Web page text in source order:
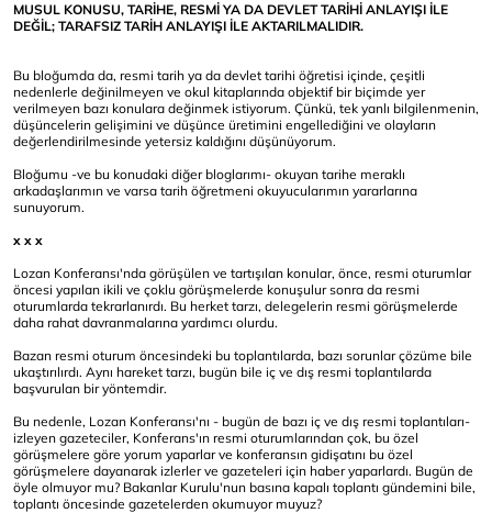
MUSUL KONUSU, TARİHE, RESMİ YA DA DEVLET TARİHİ ANLAYIŞI İLE
DEĞİL; TARAFSIZ TARİH ANLAYIŞI İLE AKTARILMALIDIR.
Bu bloğumda da, resmi tarih ya da devlet tarihi öğretisi içinde, çeşitli
nedenlerle değinilmeyen ve okul kitaplarında objektif bir biçimde yer
verilmeyen bazı konulara değinmek istiyorum. Çünkü, tek yanlı bilgilenmenin,
düşüncelerin gelişimini ve düşünce üretimini engellediğini ve olayların
değerlendirilmesinde yetersiz kaldığını düşünüyorum.
Bloğumu -ve bu konudaki diğer bloglarımı- okuyan tarihe meraklı
arkadaşlarımın ve varsa tarih öğretmeni okuyucularımın yararlarına
sunuyorum.
x x x
Lozan Konferansı'nda görüşülen ve tartışılan konular, önce, resmi oturumlar
öncesi yapılan ikili ve çoklu görüşmelerde konuşulur sonra da resmi
oturumlarda tekrarlanırdı. Bu herket tarzı, delegelerin resmi görüşmelerde
daha rahat davranmalarına yardımcı olurdu.
Bazan resmi oturum öncesindeki bu toplantılarda, bazı sorunlar çözüme bile
ukaştırılırdı. Aynı hareket tarzı, bugün bile iç ve dış resmi toplantılarda
başvurulan bir yöntemdir.
Bu nedenle, Lozan Konferansı'nı - bugün de bazı iç ve dış resmi toplantıları-
izleyen gazeteciler, Konferans'ın resmi oturumlarından çok, bu özel
görüşmelere göre yorum yaparlar ve konferansın gidişatını bu özel
görüşmelere dayanarak izlerler ve gazeteleri için haber yaparlardı. Bugün de
öyle olmuyor mu? Bakanlar Kurulu'nun basına kapalı toplantı gündemini bile,
toplantı öncesinde gazetelerden okumuyor muyuz?